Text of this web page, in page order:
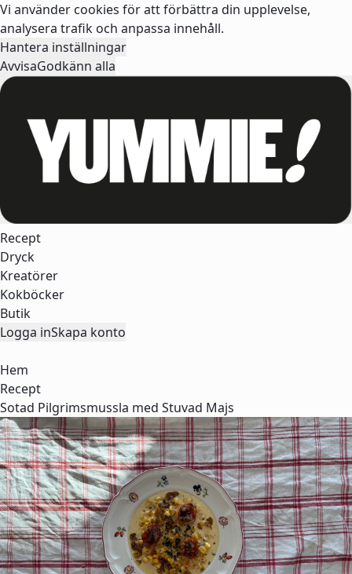
Vi använder cookies för att förbättra din upplevelse,
analysera trafik och anpassa innehåll.
Hantera inställningar
AvvisaGodkänn alla
Recept
Dryck
Kreatörer
Kokböcker
Butik
Logga inSkapa konto
Hem
Recept
Sotad Pilgrimsmussla med Stuvad Majs